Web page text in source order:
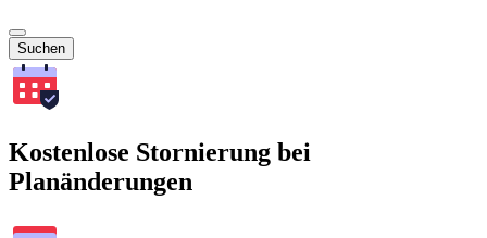
Suchen
Kostenlose Stornierung bei
Planänderungen